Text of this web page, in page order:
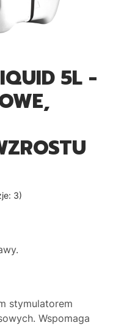
5L -
3)
stymulatorem
Wspomaga